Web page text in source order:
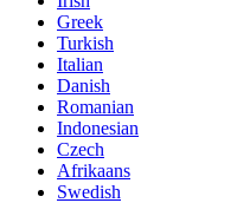
Greek
Turkish
Italian
Danish
Romanian
Indonesian
Czech
Afrikaans
Swedish